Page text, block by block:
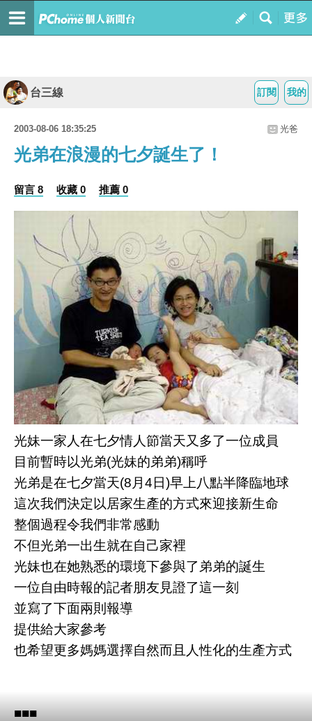
我的
訂閱
台三線
2003-08-06 18:35:25 光爸
光弟在浪漫的七夕誕生了！
留言 8 收藏 0 推薦 0
光妹一家人在七夕情人節當天又多了一位成員
目前暫時以光弟(光妹的弟弟)稱呼
光弟是在七夕當天(8月4日)早上八點半降臨地球
這次我們決定以居家生產的方式來迎接新生命
整個過程令我們非常感動
不但光弟一出生就在自己家裡
光妹也在她熟悉的環境下參與了弟弟的誕生
一位自由時報的記者朋友見證了這一刻
並寫了下面兩則報導
提供給大家參考
也希望更多媽媽選擇自然而且人性化的生產方式
■■■